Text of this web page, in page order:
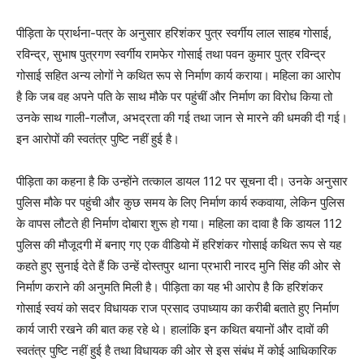
पीड़िता के प्रार्थना-पत्र के अनुसार हरिशंकर पुत्र स्वर्गीय लाल साहब गोसाई,
रविन्द्र, सुभाष पुत्रगण स्वर्गीय रामफेर गोसाई तथा पवन कुमार पुत्र रविन्द्र
गोसाई सहित अन्य लोगों ने कथित रूप से निर्माण कार्य कराया। महिला का आरोप
है कि जब वह अपने पति के साथ मौके पर पहुंचीं और निर्माण का विरोध किया तो
उनके साथ गाली-गलौज, अभद्रता की गई तथा जान से मारने की धमकी दी गई।
इन आरोपों की स्वतंत्र पुष्टि नहीं हुई है।
पीड़िता का कहना है कि उन्होंने तत्काल डायल 112 पर सूचना दी। उनके अनुसार
पुलिस मौके पर पहुंची और कुछ समय के लिए निर्माण कार्य रुकवाया, लेकिन पुलिस
के वापस लौटते ही निर्माण दोबारा शुरू हो गया। महिला का दावा है कि डायल 112
पुलिस की मौजूदगी में बनाए गए एक वीडियो में हरिशंकर गोसाई कथित रूप से यह
कहते हुए सुनाई देते हैं कि उन्हें दोस्तपुर थाना प्रभारी नारद मुनि सिंह की ओर से
निर्माण कराने की अनुमति मिली है। पीड़िता का यह भी आरोप है कि हरिशंकर
गोसाई स्वयं को सदर विधायक राज प्रसाद उपाध्याय का करीबी बताते हुए निर्माण
कार्य जारी रखने की बात कह रहे थे। हालांकि इन कथित बयानों और दावों की
स्वतंत्र पुष्टि नहीं हुई है तथा विधायक की ओर से इस संबंध में कोई आधिकारिक